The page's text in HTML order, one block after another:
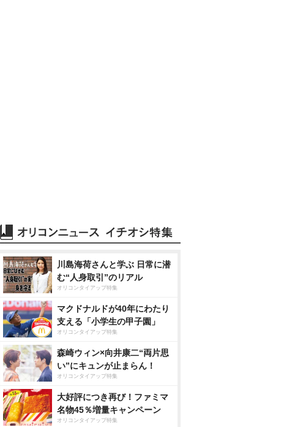
川島海荷さんと学ぶ 日常に潜
む“人身取引”のリアル
オリコンタイアップ特集
マクドナルドが40年にわたり
支える「小学生の甲子園」
オリコンタイアップ特集
森崎ウィン×向井康二“両片思
い”にキュンが止まらん！
オリコンタイアップ特集
大好評につき再び！ファミマ
名物45％増量キャンペーン
オリコンタイアップ特集